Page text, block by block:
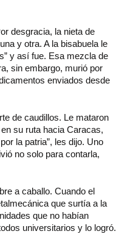
desgracia, la nieta de
y otra. A la bisabuela le
y así fue. Esa mezcla de
sin embargo, murió por
enviados desde
de caudillos. Le mataron
su ruta hacia Caracas,
la patria”, les dijo. Uno
no solo para contarla,
a caballo. Cuando el
que surtía a la
que no habían
universitarios y lo logró.